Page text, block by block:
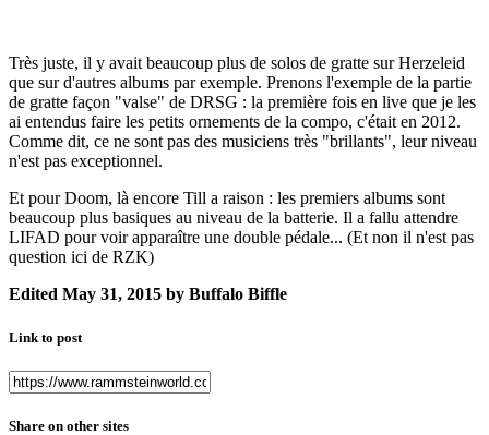
Très juste, il y avait beaucoup plus de solos de gratte sur Herzeleid
que sur d'autres albums par exemple. Prenons l'exemple de la partie
de gratte façon "valse" de DRSG : la première fois en live que je les
ai entendus faire les petits ornements de la compo, c'était en 2012.
Comme dit, ce ne sont pas des musiciens très "brillants", leur niveau
n'est pas exceptionnel.
Et pour Doom, là encore Till a raison : les premiers albums sont
beaucoup plus basiques au niveau de la batterie. Il a fallu attendre
LIFAD pour voir apparaître une double pédale... (Et non il n'est pas
question ici de RZK)
Edited May 31, 2015 by Buffalo Biffle
Link to post
Share on other sites